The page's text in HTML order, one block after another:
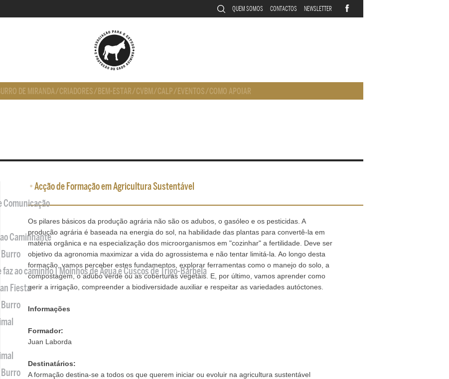
QUEM SOMOS CONTACTOS NEWSLETTER
DE MIRANDA/CRIADORES/ BEM-ESTAR/CVBM/CALP/ EVENTOS/COMO APOIAR
•Acção de Formação em Agricultura Sustentável
Os pilares básicos da produção agrária não são os adubos, o gasóleo e os pesticidas. A
produção agrária é baseada na energia do sol, na habilidade das plantas para convertê-la em
matéria orgânica e na especialização dos microorganismos em "cozinhar" a fertilidade. Deve ser
objetivo da agronomia maximizar a vida do agrossistema e não tentar limitá-la. Ao longo desta
formação, vamos perceber estes fundamentos, explorar ferramentas como o manejo do solo, a
compostagem, o adubo verde ou as coberturas vegetais. E, por último, vamos aprender como
gerir a irrigação, compreender a biodiversidade auxiliar e respeitar as variedades autóctones.
Informações
Formador:
Juan Laborda
Destinatários:
A formação destina-se a todos os que querem iniciar ou evoluir na agricultura sustentável
Comunicação
Caminhante
Burro
faz ao caminho | Moinhos de Água e Cuscos de Trigo-Barbela
Fiesta
Burro
Burro